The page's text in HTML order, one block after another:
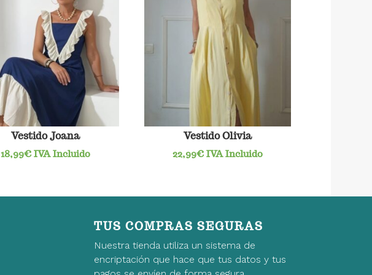
Vestido Joana
18,99€ IVA Incluido
Vestido Olivia
22,99€ IVA Incluido
TUS COMPRAS SEGURAS
Nuestra tienda utiliza un sistema de
encriptación que hace que tus datos y tus